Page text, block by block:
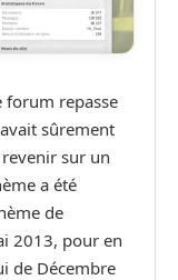
forum repasse
sûrement
sur un
a été
de
2013, pour en
de Décembre